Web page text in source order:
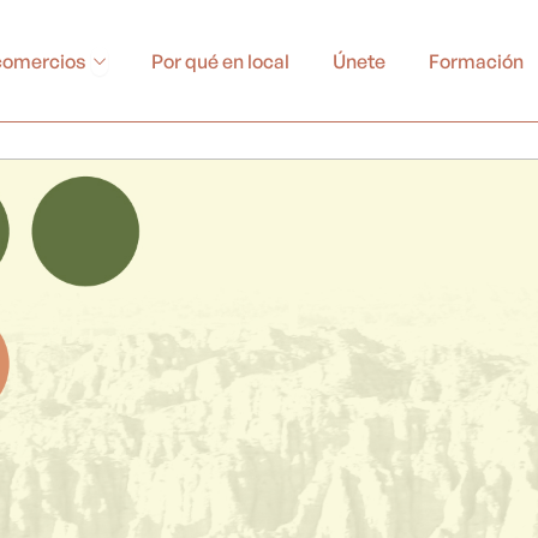
Abrir Buscador de comercios
Por qué en local Únete Formación